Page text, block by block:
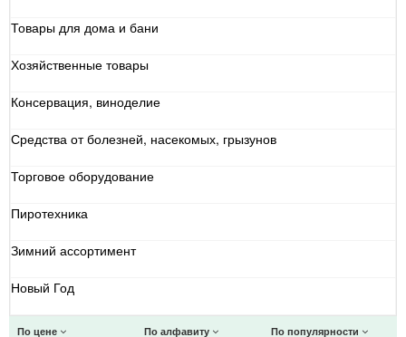
Товары для дома и бани
Хозяйственные товары
Консервация, виноделие
Средства от болезней, насекомых, грызунов
Торговое оборудование
Пиротехника
Зимний ассортимент
Новый Год
По цене По алфавиту По популярности